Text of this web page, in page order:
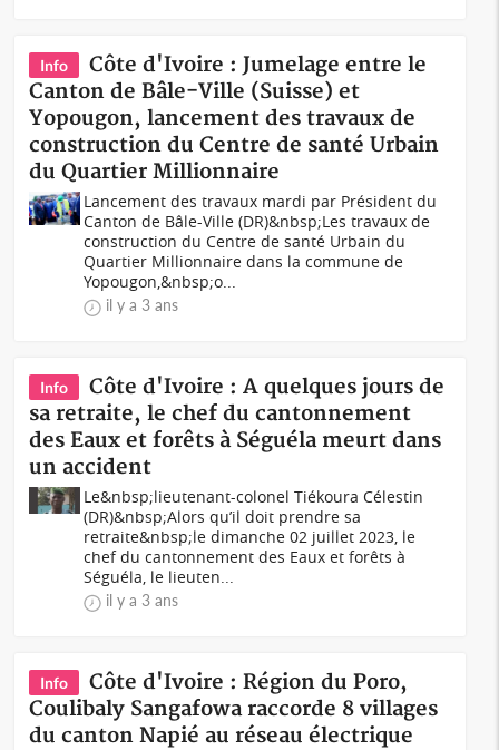
Info
Côte d'Ivoire : Jumelage entre le
Canton de Bâle-Ville (Suisse) et
Yopougon, lancement des travaux de
construction du Centre de santé Urbain
du Quartier Millionnaire
Lancement des travaux mardi par Président du
Canton de Bâle-Ville (DR)&nbsp;Les travaux de
construction du Centre de santé Urbain du
Quartier Millionnaire dans la commune de
Yopougon,&nbsp;o...
il y a 3 ans
Info
Côte d'Ivoire : A quelques jours de
sa retraite, le chef du cantonnement
des Eaux et forêts à Séguéla meurt dans
un accident
Le&nbsp;lieutenant-colonel Tiékoura Célestin
(DR)&nbsp;Alors qu’il doit prendre sa
retraite&nbsp;le dimanche 02 juillet 2023, le
chef du cantonnement des Eaux et forêts à
Séguéla, le lieuten...
il y a 3 ans
Info
Côte d'Ivoire : Région du Poro,
Coulibaly Sangafowa raccorde 8 villages
du canton Napié au réseau électrique